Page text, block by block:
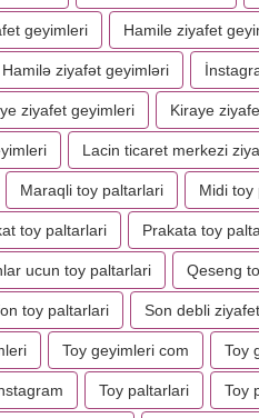
geyimleri Hamile ziyafet
Hamilə ziyafət geyimləri
ziyafet geyimleri Kiraye
Lacin ticaret merkezi
Maraqli toy paltarlari Midi toy
toy paltarlari Prakata toy
ucun toy paltarlari Qeseng
toy paltarlari Son debli
Toy geyimleri com Toy
Toy paltarlari Toy